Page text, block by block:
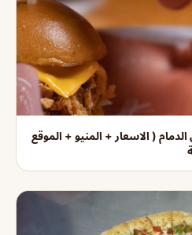
( الاسعار + المنيو + الموقع